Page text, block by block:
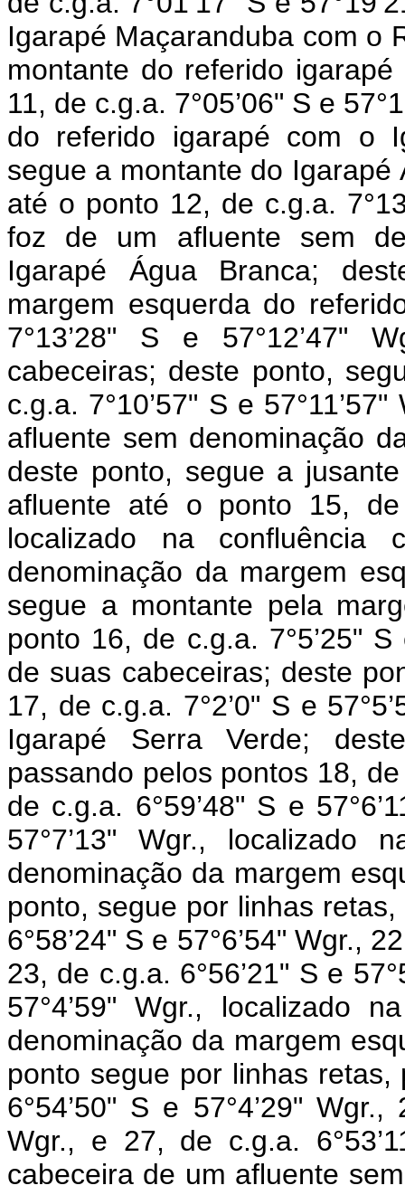
Igarapé Maçaranduba com o
montante do referido
11, de c.g.a. 7°05’06" S e
do referido igarapé com o
segue a montante do
até o ponto 12, de c.g.a.
foz de um afluente sem
Igarapé Água Branca;
margem esquerda do
7°13’28" S e 57°12’47"
cabeceiras; deste ponto,
c.g.a. 7°10’57" S e
afluente sem denominação
deste ponto, segue a
afluente até o ponto 15, de
localizado na confluência
denominação da margem
segue a montante pela
ponto 16, de c.g.a. 7°5’25"
de suas cabeceiras; deste
17, de c.g.a. 7°2’0" S e
Igarapé Serra Verde;
passando pelos pontos 18, de
de c.g.a. 6°59’48" S e
57°7’13" Wgr., localizado
denominação da margem
ponto, segue por linhas
6°58’24" S e 57°6’54" Wgr.,
23, de c.g.a. 6°56’21" S e
57°4’59" Wgr., localizado
denominação da margem
ponto segue por linhas
6°54’50" S e 57°4’29"
Wgr., e 27, de c.g.a.
cabeceira de um afluente